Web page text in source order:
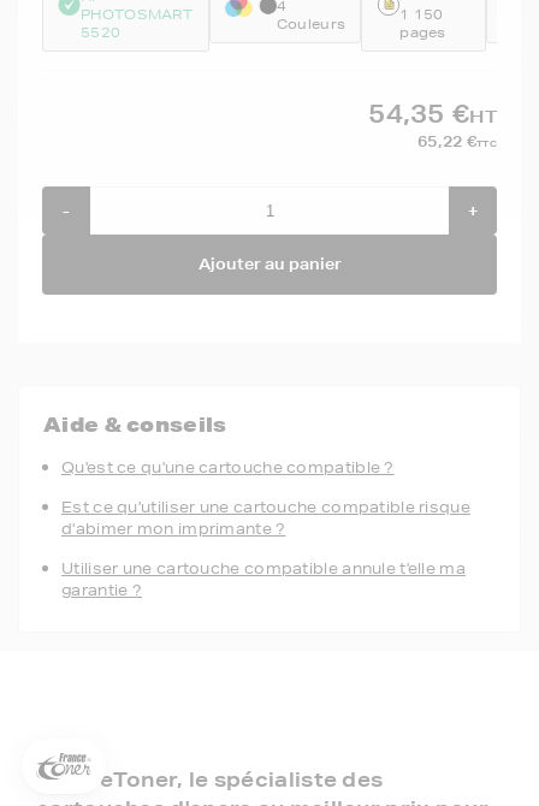
PHOTOSMART
5520
4
Couleurs
1 150
pages
54,35 €HT
65,22 €TTC
- +
Ajouter au panier
Aide & conseils
Qu'est ce qu'une cartouche compatible ?
Est ce qu'utiliser une cartouche compatible risque
d'abimer mon imprimante ?
Utiliser une cartouche compatible annule t'elle ma
garantie ?
FranceToner, le spécialiste des
commande * !